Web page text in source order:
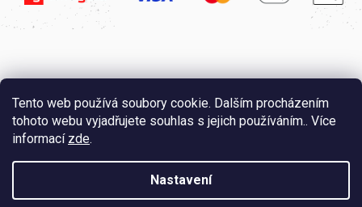
Tento web používá soubory cookie. Dalším procházením
tohoto webu vyjadřujete souhlas s jejich používáním.. Více
informací zde.
Nastavení
Štefan Mazáň